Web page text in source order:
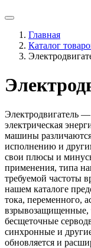
Главная
Каталог
Электродвигатель —
электрическая
машины
исполнению и
свои плюсы и
применения, типа
требуемой частоты
нашем каталоге
тока, переменного,
взрывозащищенные,
бесщеточные
синхронные и
обновляется и